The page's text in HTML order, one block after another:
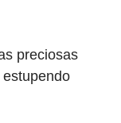
preciosas